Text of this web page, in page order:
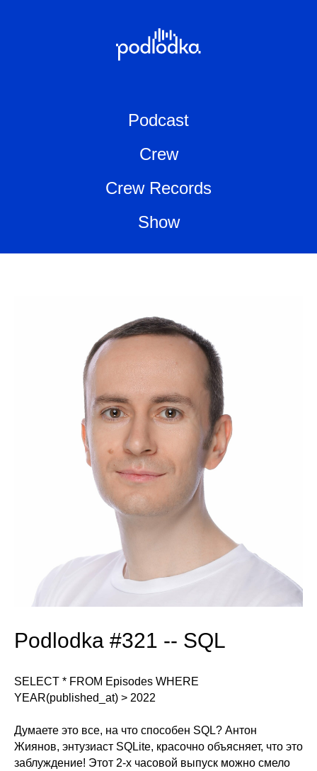
Podcast
Crew
Crew Records
Show
Podlodka #321 -- SQL
SELECT * FROM Episodes WHERE
YEAR(published_at) > 2022
Думаете это все, на что способен SQL? Антон
Жиянов, энтузиаст SQLite, красочно объясняет, что это
заблуждение! Этот 2-х часовой выпуск можно смело